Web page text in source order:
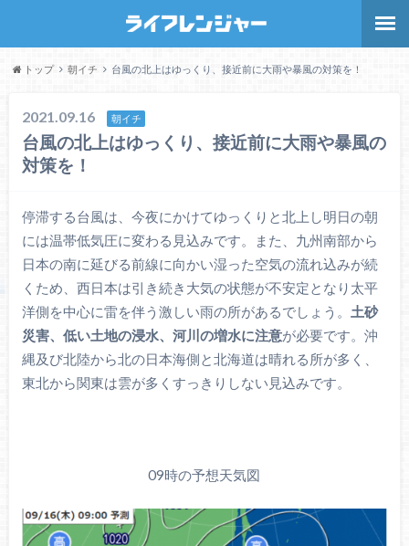
トップ 朝イチ 台風の北上はゆっくり、接近前に大雨や暴風の対策を！
2021.09.16 朝イチ
台風の北上はゆっくり、接近前に大雨や暴風の
対策を！
停滞する台風は、今夜にかけてゆっくりと北上し明日の朝
には温帯低気圧に変わる見込みです。また、九州南部から
日本の南に延びる前線に向かい湿った空気の流れ込みが続
くため、西日本は引き続き大気の状態が不安定となり太平
洋側を中心に雷を伴う激しい雨の所があるでしょう。 土砂
災害、低い土地の浸水、河川の増水に注意が必要です。沖
縄及び北陸から北の日本海側と北海道は晴れる所が多く、
東北から関東は雲が多くすっきりしない見込みです。
09時の予想天気図